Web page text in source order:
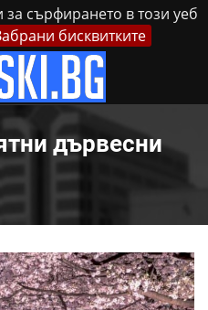
сърфирането в този уеб
бисквитките
Реклама Контакти
дървесни